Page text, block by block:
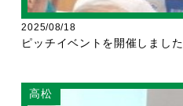
2025/08/18
ピッチイベントを開催しました
高松